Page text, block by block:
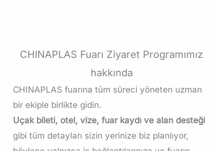
CHINAPLAS Fuarı Ziyaret Programımız
hakkında
CHINAPLAS fuarına tüm süreci yöneten uzman
bir ekiple birlikte gidin.
Uçak bileti, otel, vize, fuar kaydı ve alan desteği
gibi tüm detayları sizin yerinize biz planlıyor,